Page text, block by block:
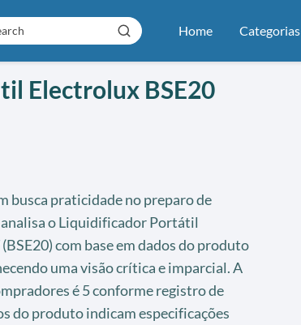
Home Categorias
Electrolux BSE20
busca praticidade no preparo de
o Liquidificador Portátil
com base em dados do produto
uma visão crítica e imparcial. A
é 5 conforme registro de
do produto indicam especificações